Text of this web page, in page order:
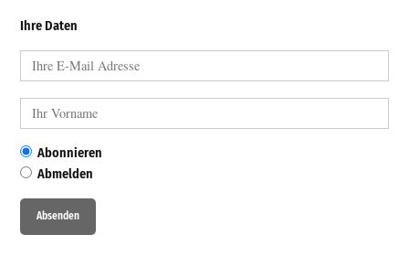
Ihre Daten
Abonnieren
Abmelden